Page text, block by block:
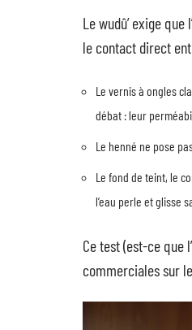
Le wudû’ exige
le contact direct
Le vernis à ongles
débat : leur
Le henné ne pose
Le fond de teint, le
l’eau perle et glisse
Ce test (est-ce que
commerciales sur